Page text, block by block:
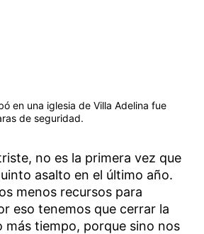
en una iglesia de Villa Adelina fue
de seguridad.
no es la primera vez que
asalto en el último año.
menos recursos para
eso tenemos que cerrar la
más tiempo, porque sino nos